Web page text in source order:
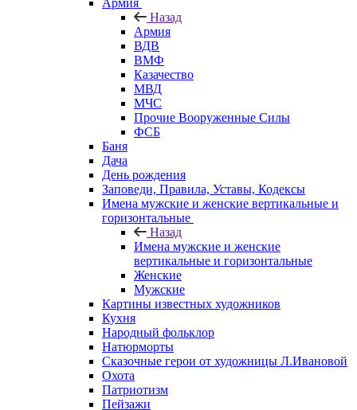
Армия
Назад
Армия
ВДВ
ВМФ
Казачество
МВД
МЧС
Прочие Вооруженные Силы
ФСБ
Баня
Дача
День рождения
Заповеди, Правила, Уставы, Кодексы
Имена мужские и женские вертикальные и
горизонтальные
Назад
Имена мужские и женские
вертикальные и горизонтальные
Женские
Мужские
Картины известных художников
Кухня
Народный фольклор
Натюрморты
Сказочные герои от художницы Л.Ивановой
Охота
Патриотизм
Пейзажи